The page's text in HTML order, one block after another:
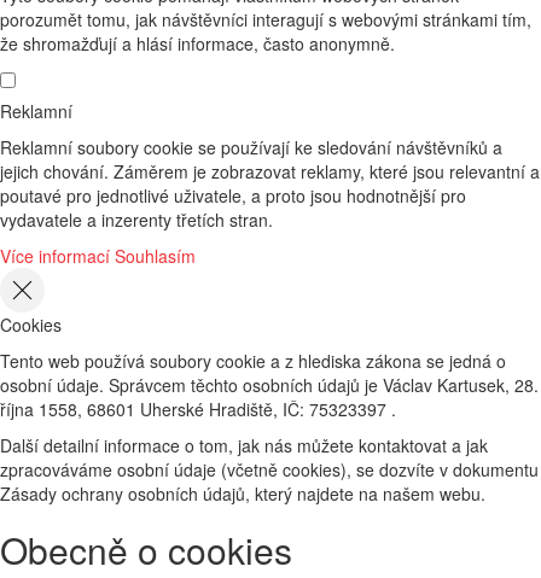
porozumět tomu, jak návštěvníci interagují s webovými stránkami tím,
že shromažďují a hlásí informace, často anonymně.
Reklamní
Reklamní soubory cookie se používají ke sledování návštěvníků a
jejich chování. Záměrem je zobrazovat reklamy, které jsou relevantní a
poutavé pro jednotlivé uživatele, a proto jsou hodnotnější pro
vydavatele a inzerenty třetích stran.
Více informací Souhlasím
Cookies
Tento web používá soubory cookie a z hlediska zákona se jedná o
osobní údaje. Správcem těchto osobních údajů je Václav Kartusek, 28.
října 1558, 68601 Uherské Hradiště, IČ: 75323397 .
Další detailní informace o tom, jak nás můžete kontaktovat a jak
zpracováváme osobní údaje (včetně cookies), se dozvíte v dokumentu
Zásady ochrany osobních údajů, který najdete na našem webu.
Obecně o cookies